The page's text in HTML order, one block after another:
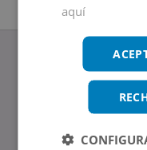
Avenida de
aquí